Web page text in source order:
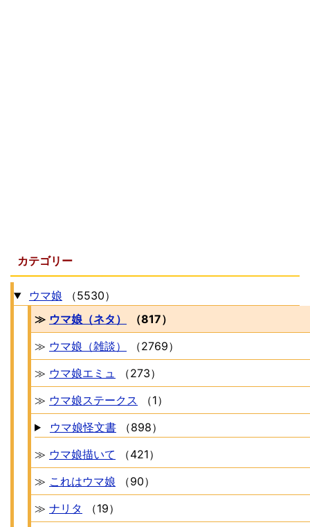
カテゴリー
ウマ娘
（5530）
≫ ウマ娘（ネタ）
（817）
≫ ウマ娘（雑談）
（2769）
≫ ウマ娘エミュ
（273）
≫ ウマ娘ステークス
（1）
ウマ娘怪文書
（898）
≫ ウマ娘描いて
（421）
≫ これはウマ娘
（90）
≫ ナリタ
（19）